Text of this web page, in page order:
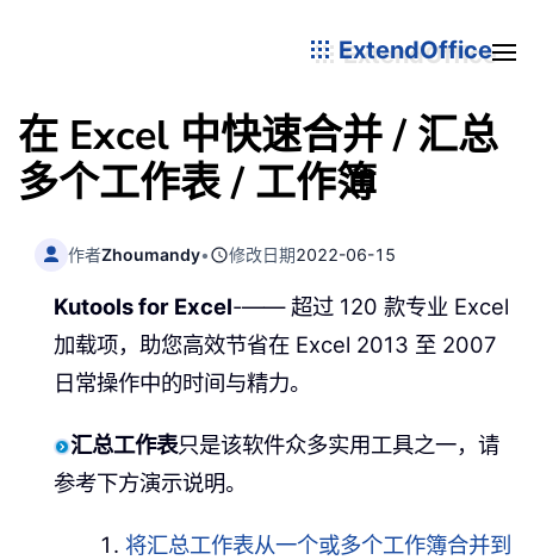
ExtendOffice
在 Excel 中快速合并 / 汇总
多个工作表 / 工作簿
作者Zhoumandy• 修改日期2022-06-15
Kutools for Excel-—— 超过 120 款专业 Excel
加载项，助您高效节省在 Excel 2013 至 2007
日常操作中的时间与精力。
汇总工作表只是该软件众多实用工具之一，请
参考下方演示说明。
将汇总工作表从一个或多个工作簿合并到